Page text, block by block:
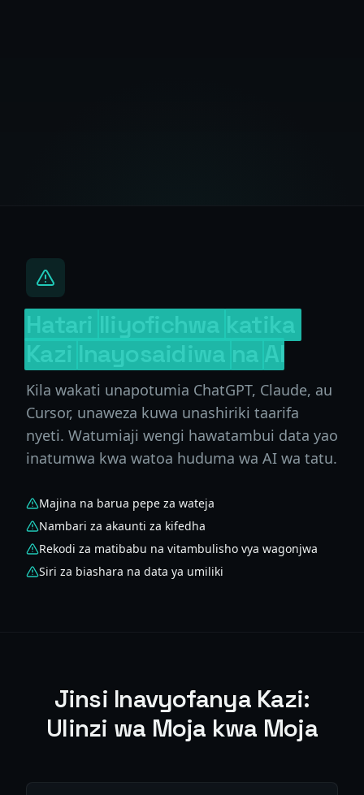
Kila wakati unapotumia ChatGPT, Claude, au
Cursor, unaweza kuwa unashiriki taarifa
nyeti. Watumiaji wengi hawatambui data yao
inatumwa kwa watoa huduma wa AI wa tatu.
Majina na barua pepe za wateja
Nambari za akaunti za kifedha
Rekodi za matibabu na vitambulisho vya wagonjwa
Siri za biashara na data ya umiliki
Jinsi Inavyofanya Kazi:
Ulinzi wa Moja kwa Moja